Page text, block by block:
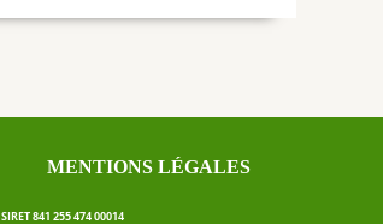
MENTIONS LÉGALES
SIRET 841 255 474 00014